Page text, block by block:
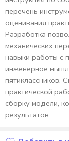
перечень
оценивания
Разработка
механических
навыки работы с
инженерное
пятиклассников.
практической
сборку модели,
результатов.